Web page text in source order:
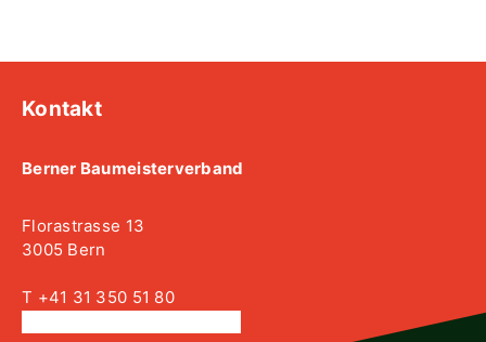
Kontakt
Berner Baumeisterverband
Florastrasse 13
3005 Bern
T +41 31 350 51 80